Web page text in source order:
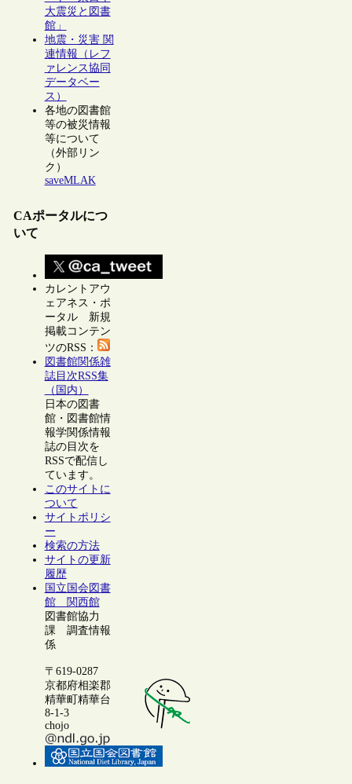
大震災と図書
館」
地震・災害 関
連情報（レフ
ァレンス協同
データベー
ス）
各地の図書館
等の被災情報
等について
（外部リン
ク）
saveMLAK
CAポータルにつ
いて
カレントアウ
ェアネス・ポ
ータル 新規
掲載コンテン
ツのRSS：
図書館関係雑
誌目次RSS集
（国内）
日本の図書
館・図書館情
報学関係情報
誌の目次を
RSSで配信し
ています。
このサイトに
ついて
サイトポリシ
ー
検索の方法
サイトの更新
履歴
国立国会図書
館 関西館
図書館協力
課 調査情報
係
〒619-0287
京都府相楽郡
精華町精華台
8-1-3
chojo